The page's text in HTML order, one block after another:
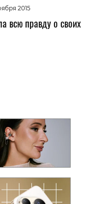
2015
всю правду о своих